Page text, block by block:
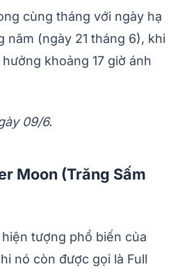
cùng tháng với ngày hạ
năm (ngày 21 tháng 6), khi
khoảng 17 giờ ánh
09/6.
Moon (Trăng Sấm
tượng phổ biến của
nó còn được gọi là Full